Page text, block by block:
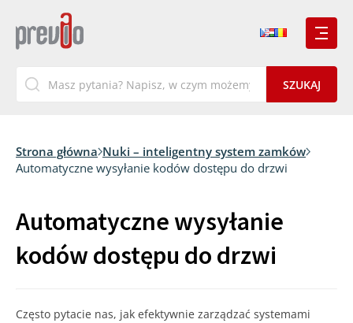
Strona główna Nuki – inteligentny system zamków
Automatyczne wysyłanie kodów dostępu do drzwi
Automatyczne wysyłanie
kodów dostępu do drzwi
Często pytacie nas, jak efektywnie zarządzać systemami